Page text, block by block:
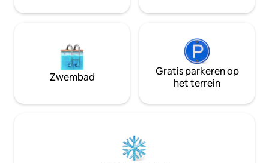
Zwembad
Gratis parkeren op
het terrein